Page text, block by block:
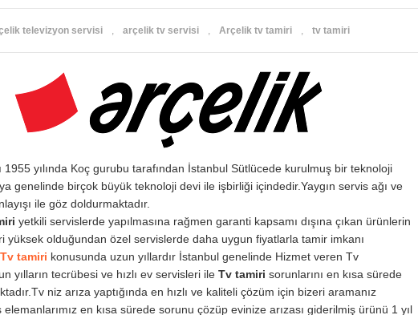
televizyon servisi , arçelik tv servisi , Arçelik tv tamiri , tv tamiri
1955 yılında Koç gurubu tarafından İstanbul Sütlücede kurulmuş bir teknoloji
genelinde birçok büyük teknoloji devi ile işbirliği içindedir.Yaygın servis ağı ve
ile göz doldurmaktadır.
yetkili servislerde yapılmasına rağmen garanti kapsamı dışına çıkan ürünlerin
yüksek olduğundan özel servislerde daha uygun fiyatlarla tamir imkanı
Tv tamiri konusunda uzun yıllardır İstanbul genelinde Hizmet veren Tv
yılların tecrübesi ve hızlı ev servisleri ile Tv tamiri sorunlarını en kısa sürede
niz arıza yaptığında en hızlı ve kaliteli çözüm için bizeri aramanız
en kısa sürede sorunu çözüp evinize arızası giderilmiş ürünü 1 yıl